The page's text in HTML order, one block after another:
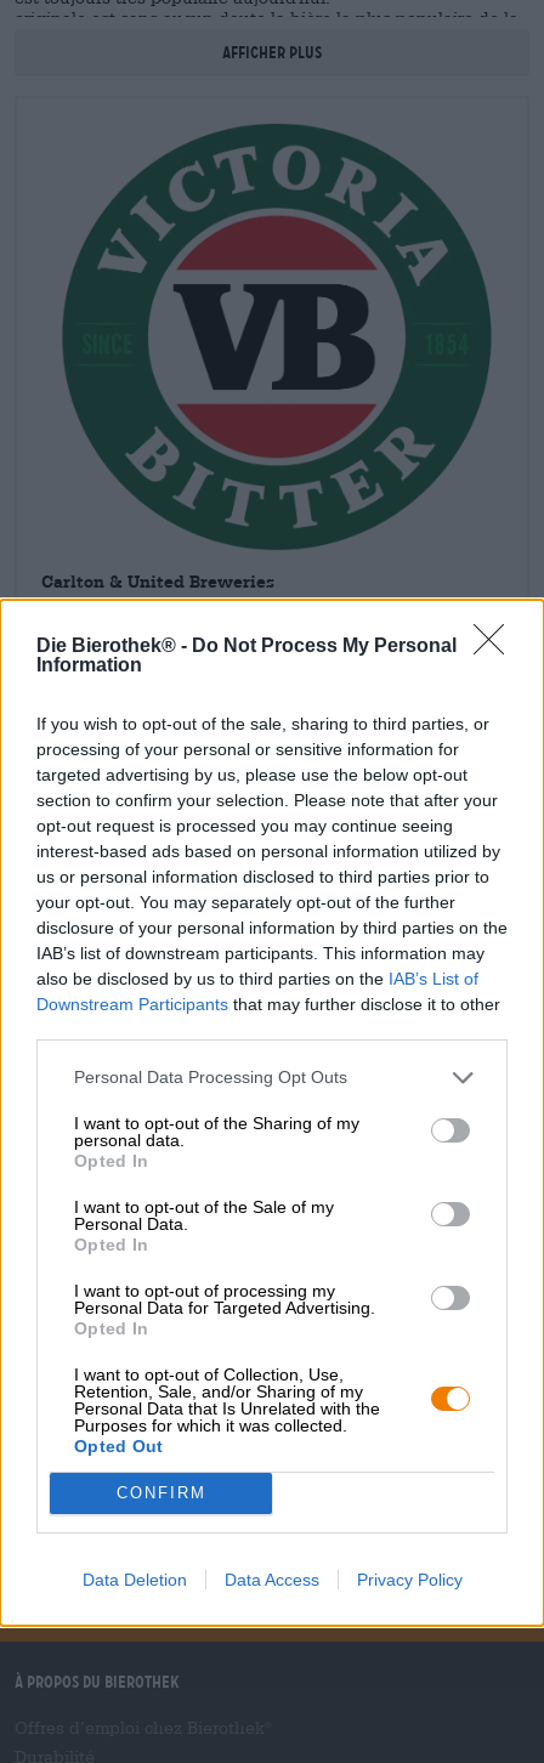
Die Bierothek® - Do Not Process My Personal
Information
If you wish to opt-out of the sale, sharing to third parties, or
processing of your personal or sensitive information for
targeted advertising by us, please use the below opt-out
section to confirm your selection. Please note that after your
opt-out request is processed you may continue seeing
interest-based ads based on personal information utilized by
us or personal information disclosed to third parties prior to
your opt-out. You may separately opt-out of the further
disclosure of your personal information by third parties on the
IAB’s list of downstream participants. This information may
also be disclosed by us to third parties on the IAB’s List of
Downstream Participants that may further disclose it to other
Personal Data Processing Opt Outs
I want to opt-out of the Sharing of my
personal data.
Opted In
I want to opt-out of the Sale of my
Personal Data.
Opted In
I want to opt-out of processing my
Personal Data for Targeted Advertising.
Opted In
I want to opt-out of Collection, Use,
Retention, Sale, and/or Sharing of my
Personal Data that Is Unrelated with the
Purposes for which it was collected.
Opted Out
CONFIRM
Data Deletion Data Access Privacy Policy
originale est sans aucun doute la bière la plus populaire de la
Afficher plus
Carlton & United Breweries
1 Bouverie Street
Australien
Découvrez d’autres brasseries.
Disponible chez nous
victoria bitter
MEHRWEG
0,38 L Bouteille - € 11,03 / LTR
1
Montez à bord !
'S’abonner à la newsletter'
À propos du Bierothek